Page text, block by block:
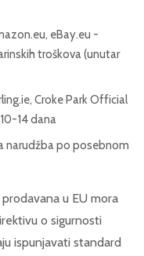
eBay.eu -
troškova (unutar
Croke Park Official
14 dana
narudžba po posebnom
u EU mora
o sigurnosti
ispunjavati standard